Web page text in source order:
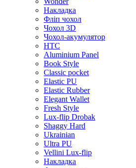
Накладка
Фліп чохол
Чохол 3D
Чохол-акумулятор
HTC
Aluminium Panel
Book Style
Classic pocket
Elastic PU
Elastic Rubber
Elegant Wallet
Fresh Style
Lux-flip Drobak
Shaggy Hard
Ukrainian
Ultra PU
Vellini Lux-flip
Накладка